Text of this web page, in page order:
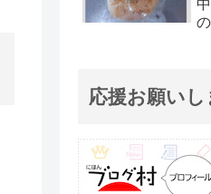
応援お願いし